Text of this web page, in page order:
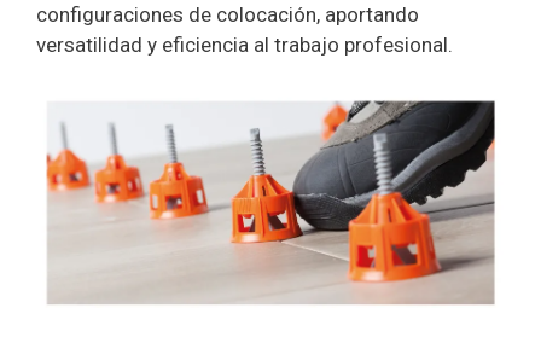
configuraciones de colocación, aportando
versatilidad y eficiencia al trabajo profesional.